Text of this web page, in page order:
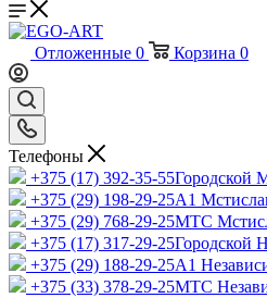
Отложенные 0 Корзина 0
Телефоны
+375 (17) 392-35-55Городской
+375 (29) 198-29-25A1
+375 (29) 768-29-25МТС
+375 (17) 317-29-25Городской
+375 (29) 188-29-25A1
+375 (33) 378-29-25МТС